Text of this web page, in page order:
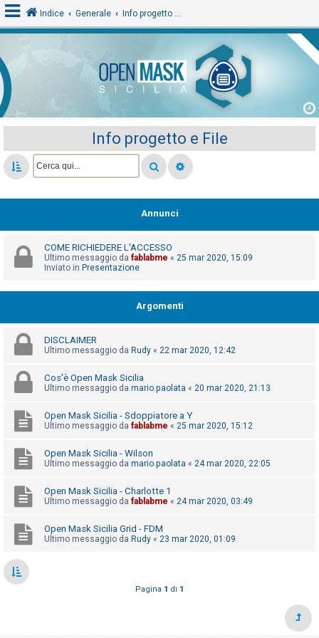
o
g
i
o
m
n
i
s
n
z
a
r
i
s
p
o
a
Indice Generale Info progetto e File
Info progetto e File
Annunci
COME RICHIEDERE L'ACCESSO
Ultimo messaggio da fablabme « 25 mar 2020, 15:09
Inviato in Presentazione
Argomenti
DISCLAIMER
Ultimo messaggio da Rudy « 22 mar 2020, 12:42
Cos'è Open Mask Sicilia
Ultimo messaggio da mario.paolata « 20 mar 2020, 21:13
Open Mask Sicilia - Sdoppiatore a Y
Ultimo messaggio da fablabme « 25 mar 2020, 15:12
Open Mask Sicilia - Wilson
Ultimo messaggio da mario.paolata « 24 mar 2020, 22:05
Open Mask Sicilia - Charlotte 1
Ultimo messaggio da fablabme « 24 mar 2020, 03:49
Open Mask Sicilia Grid - FDM
Ultimo messaggio da Rudy « 23 mar 2020, 01:09
Pagina 1 di 1